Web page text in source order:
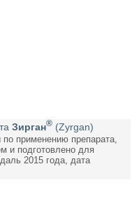
Зирган® (Zyrgan)
применению препарата,
и подготовлено для
2015 года, дата